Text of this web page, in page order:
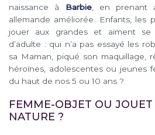
naissance à Barbie, en prenant
allemande améliorée. Enfants, les
jouer aux grandes et aiment
d’adulte : qui n’a pas essayé les
sa Maman, piqué son maquillage,
héroïnes, adolescentes ou jeunes
du haut de nos 5 ou 10 ans ?
FEMME-OBJET OU
NATURE ?